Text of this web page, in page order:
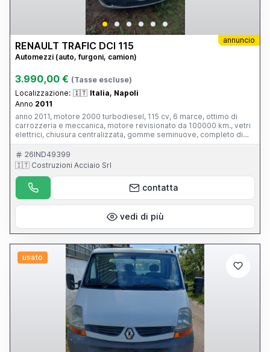
annuncio
RENAULT TRAFIC DCI 115
Automezzi (auto, furgoni, camion)
3.990,00 € (Tasse escluse)
Localizzazione: 🇮🇹 Italia, Napoli
Anno 2011
anno 2011, motore 2000 turbodiesel, 115 cv, 6 marce, ottimo di
carrozzeria e meccanica, motore revisionato da 100000 km., vetri
elettrici, chiusura centralizzata, gomme seminuove, completo di
balestre rinforzate, pronto per lavorare. Trattabile dopo visione.
26IND49399
🇮🇹 Costruzioni Acciaio Srl
contatta
vedi di più
usato